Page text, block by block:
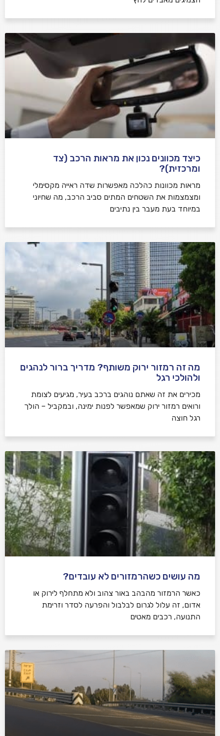
כיצד מכוונים נכון את מראות הרכב (צד
ומרכזית)?
מראות מכוונות כהלכה מאפשרות שדה ראייה מקסימלי
ומצמצמות את השטחים המתים סביב הרכב, מה שחיוני
במיוחד בעת מעבר בין נתיבים
מה זה רמזור ירוק משותף? מדריך ברור לנהגים
ולהולכי רגל
מכירים את זה שאתם נוהגים ברכב בעיר, מגיעים לצומת
ורואים רמזור ירוק שמאפשר לפנות ימינה, ובמקביל – הולך
רגל חוצה
מה עושים כשהרמזורים לא עובדים?
כאשר הרמזור מהבהב באור צהוב ולא מתחלף לירוק או
אדום, זה עלול לגרום לבלבול והפרעה לסדר וזרימת
התנועה, רכבים מאטים